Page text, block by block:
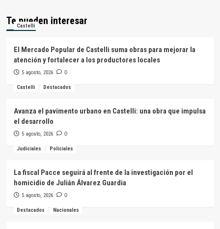
Te pueden interesar
Castelli
El Mercado Popular de Castelli suma obras para mejorar la
atención y fortalecer a los productores locales
5 agosto, 2026 0
Castelli Destacados
Avanza el pavimento urbano en Castelli: una obra que impulsa
el desarrollo
5 agosto, 2026 0
Judiciales Policiales
La fiscal Pacce seguirá al frente de la investigación por el
homicidio de Julián Álvarez Guardia
5 agosto, 2026 0
Destacados Nacionales